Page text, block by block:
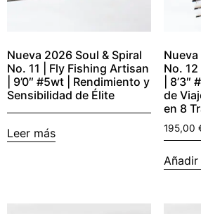
Nueva 2026 Soul & Spiral
No. 11 | Fly Fishing Artisan
| 9’0″ #5wt | Rendimiento y
Sensibilidad de Élite
Leer más
No.
|
de
en 8
195,00